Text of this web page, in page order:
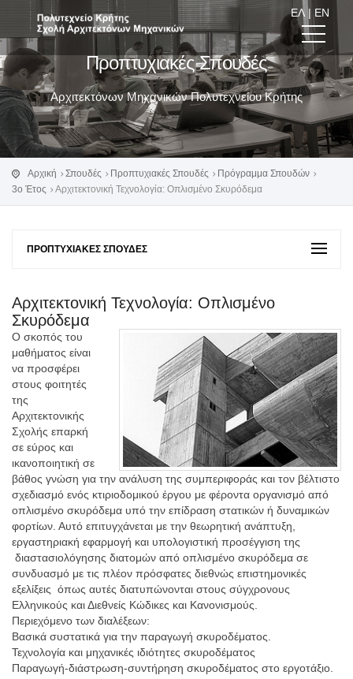
ΕΛ | EN
Προπτυχιακές Σπουδές
Αρχιτεκτόνων Μηχανικών Πολυτεχνείου Κρήτης
Αρχική Σπουδές Προπτυχιακές Σπουδές
Πρόγραμμα Σπουδών
3o Έτος
Αρχιτεκτονική Τεχνολογία: Οπλισμένο Σκυρόδεμα
ΠΡΟΠΤΥΧΙΑΚΈΣ ΣΠΟΥΔΈΣ
Αρχιτεκτονική Τεχνολογία: Οπλισμένο
Σκυρόδεμα
Ο σκοπός του
μαθήματος είναι
να προσφέρει
στους φοιτητές
της
Αρχιτεκτονικής
Σχολής επαρκή
σε εύρος και
ικανοποιητική σε
βάθος γνώση για την ανάλυση της συμπεριφοράς και τον βέλτιστο
σχεδιασμό ενός κτιριοδομικού έργου με φέροντα οργανισμό από
οπλισμένο σκυρόδεμα υπό την επίδραση στατικών ή δυναμικών
φορτίων. Αυτό επιτυγχάνεται με την θεωρητική ανάπτυξη,
εργαστηριακή εφαρμογή και υπολογιστική προσέγγιση της
διαστασιολόγησης διατομών από οπλισμένο σκυρόδεμα σε
συνδυασμό με τις πλέον πρόσφατες διεθνώς επιστημονικές
εξελίξεις όπως αυτές διατυπώνονται στους σύγχρονους
Ελληνικούς και Διεθνείς Κώδικες και Κανονισμούς.
Περιεχόμενο των διαλέξεων:
Βασικά συστατικά για την παραγωγή σκυροδέματος.
Τεχνολογία και μηχανικές ιδιότητες σκυροδέματος
Παραγωγή-διάστρωση-συντήρηση σκυροδέματος στο εργοτάξιο.